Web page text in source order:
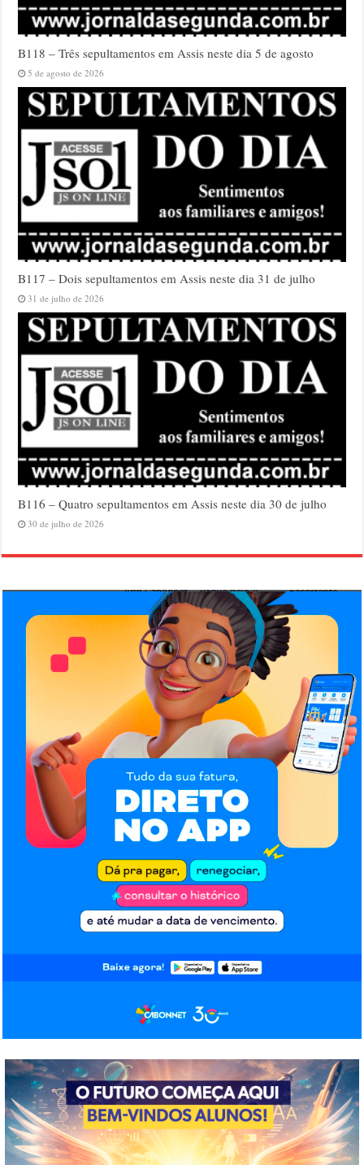
B118 – Três sepultamentos em Assis neste dia 5 de agosto
5 de agosto de 2026
B117 – Dois sepultamentos em Assis neste dia 31 de julho
31 de julho de 2026
B116 – Quatro sepultamentos em Assis neste dia 30 de julho
30 de julho de 2026